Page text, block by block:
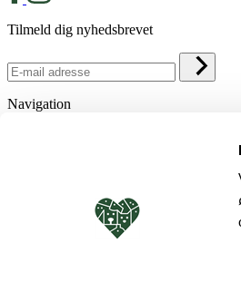
Tilmeld dig nyhedsbrevet
Navigation